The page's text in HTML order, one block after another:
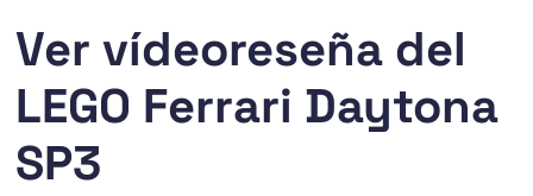
Ver vídeoreseña del
LEGO Ferrari Daytona
SP3